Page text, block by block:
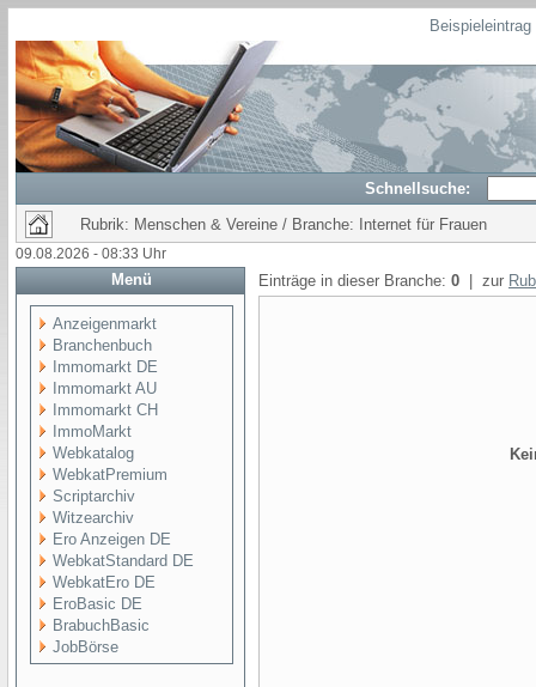
Schnellsuche:
Rubrik: Menschen & Vereine / Branche: Internet für Frauen
09.08.2026 - 08:33 Uhr
Menü
Anzeigenmarkt
Branchenbuch
Immomarkt DE
Immomarkt AU
Immomarkt CH
ImmoMarkt
Webkatalog
WebkatPremium
Scriptarchiv
Witzearchiv
Ero Anzeigen DE
WebkatStandard DE
WebkatEro DE
EroBasic DE
BrabuchBasic
JobBörse
Einträge in dieser Branche: 0 | zur